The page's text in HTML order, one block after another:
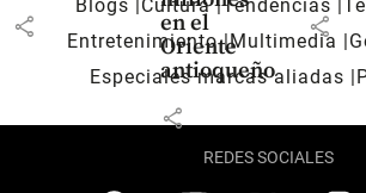
share
en el
Oriente
antioqueño
share
share
Blogs
Cultura Tendencias
Entretenimiento Multimedia
Especiales marcas aliadas
REDES SOCIALES